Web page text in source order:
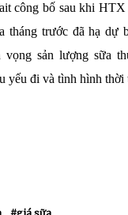
công bố sau khi HTX
tháng trước đã hạ dự
vọng sản lượng sữa
yếu đi và tình hình thời